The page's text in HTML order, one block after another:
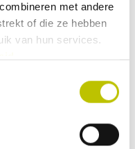
met andere
of die ze hebben
van hun services.
een stuk kleiner zijn (>
Tyfus en Legionella.
makkelijk te